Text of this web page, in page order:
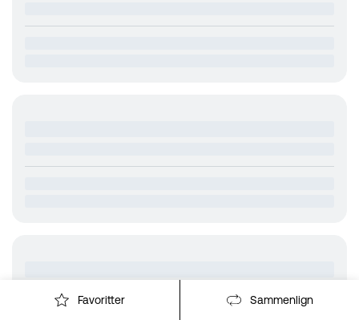
Favoritter Sammenlign